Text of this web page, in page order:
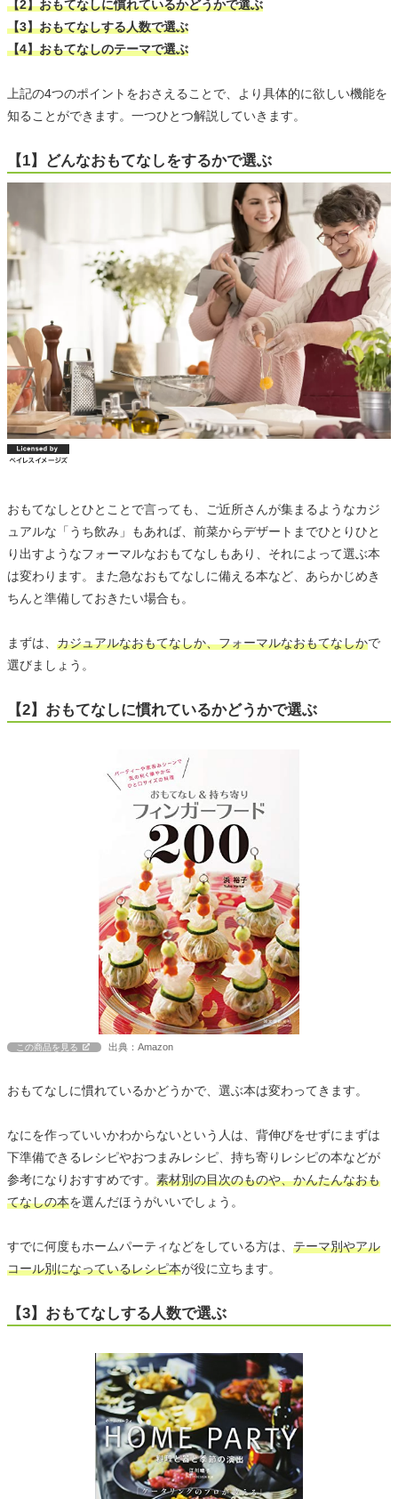
【2】おもてなしに慣れているかどうかで選ぶ
【3】おもてなしする人数で選ぶ
【4】おもてなしのテーマで選ぶ
上記の4つのポイントをおさえることで、より具体的に欲しい機能を
知ることができます。一つひとつ解説していきます。
【1】どんなおもてなしをするかで選ぶ
おもてなしとひとことで言っても、ご近所さんが集まるようなカジ
ュアルな「うち飲み」もあれば、前菜からデザートまでひとりひと
り出すようなフォーマルなおもてなしもあり、それによって選ぶ本
は変わります。また急なおもてなしに備える本など、あらかじめき
ちんと準備しておきたい場合も。
まずは、 カジュアルなおもてなしか、フォーマルなおもてなしかで
選びましょう。
【2】おもてなしに慣れているかどうかで選ぶ
この商品を見る 出典：Amazon
おもてなしに慣れているかどうかで、選ぶ本は変わってきます。
なにを作っていいかわからないという人は、背伸びをせずにまずは
下準備できるレシピやおつまみレシピ、持ち寄りレシピの本などが
参考になりおすすめです。 素材別の目次のものや、かんたんなおも
てなしの本を選んだほうがいいでしょう。
すでに何度もホームパーティなどをしている方は、 テーマ別やアル
コール別になっているレシピ本が役に立ちます。
【3】おもてなしする人数で選ぶ